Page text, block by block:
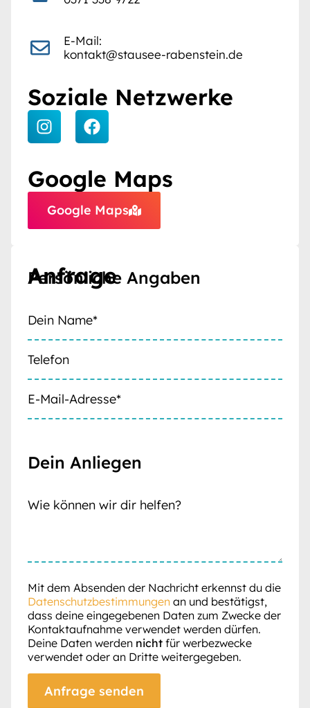
E-Mail:
kontakt@stausee-rabenstein.de
Soziale Netzwerke
Google Maps
Google Maps
Anfrage
Persönliche Angaben
Dein Anliegen
Mit dem Absenden der Nachricht erkennst du die
Datenschutzbestimmungen an und bestätigst,
dass deine eingegebenen Daten zum Zwecke der
Kontaktaufnahme verwendet werden dürfen.
Deine Daten werden nicht für werbezwecke
verwendet oder an Dritte weitergegeben.